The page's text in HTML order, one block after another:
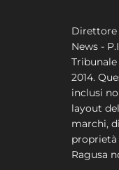
Direttore
News -
Tribunale
2014.
inclusi
layout
marchi,
Ragusa